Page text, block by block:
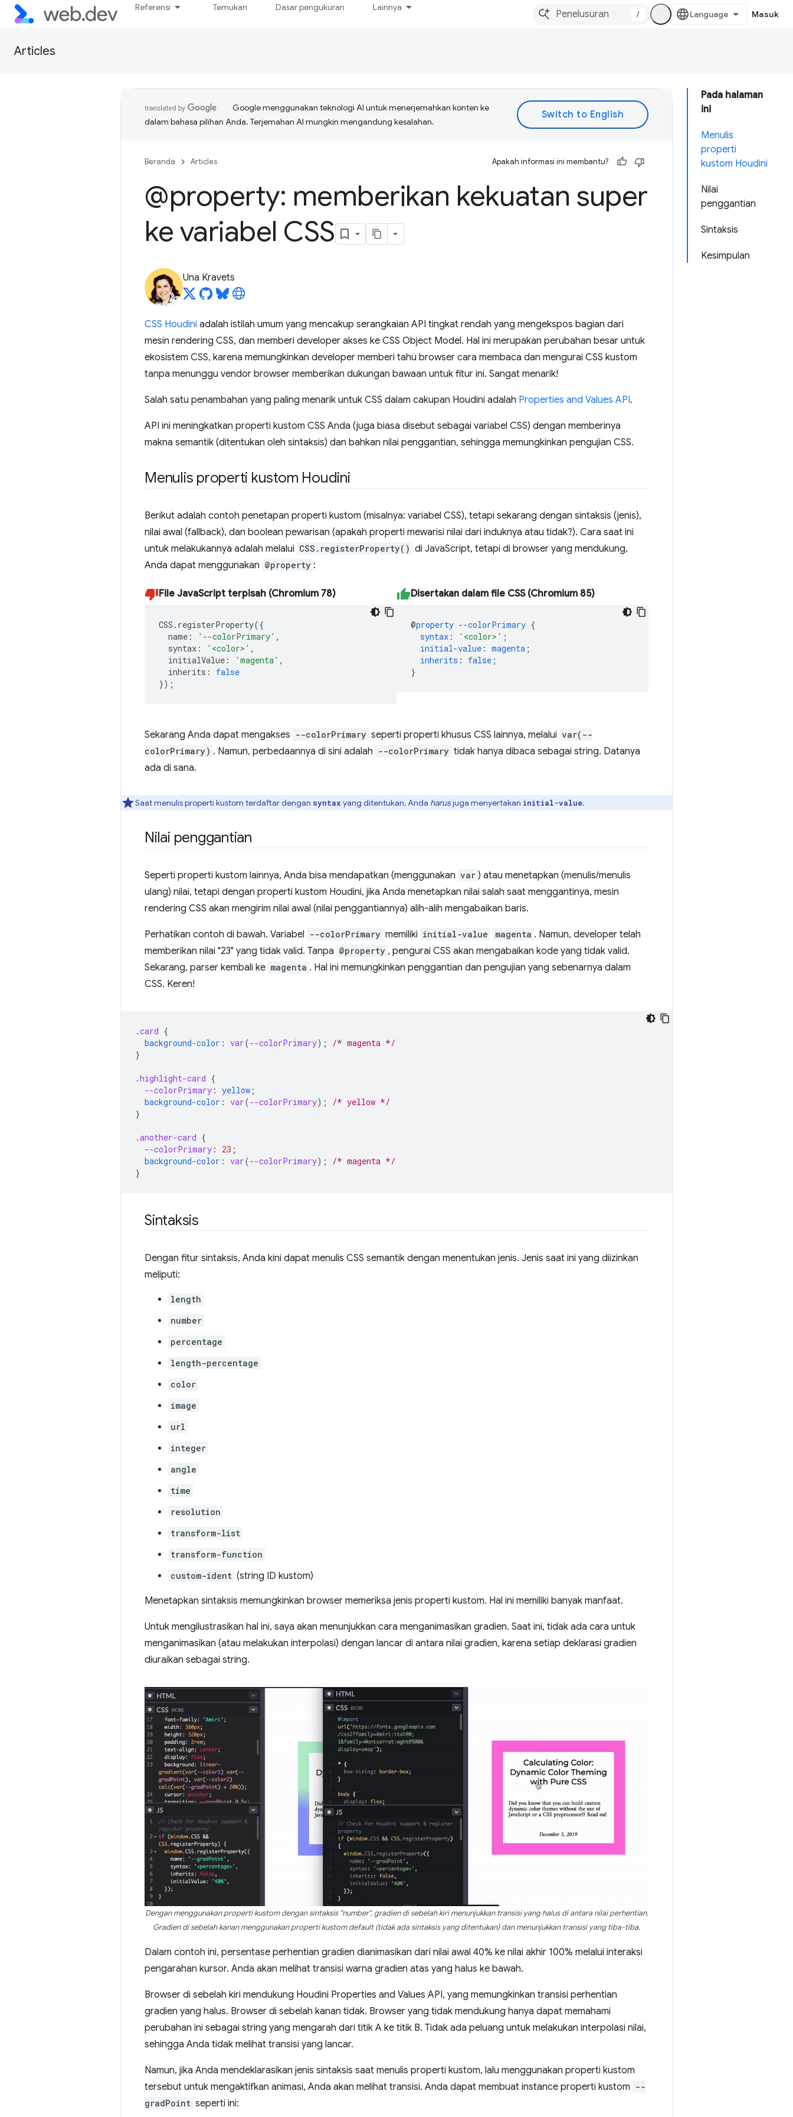
Referensi Temukan Dasar pengukuran Lainnya
/ Masuk
Articles
Pada halaman
ini
Menulis
properti
kustom Houdini
Nilai
penggantian
Sintaksis
Kesimpulan
Google menggunakan teknologi AI untuk menerjemahkan konten ke
dalam bahasa pilihan Anda. Terjemahan AI mungkin mengandung kesalahan.
Beranda Articles Apakah informasi ini membantu?
@property: memberikan kekuatan super
ke variabel CSS
Una Kravets
CSS Houdini adalah istilah umum yang mencakup serangkaian API tingkat rendah yang mengekspos bagian dari
mesin rendering CSS, dan memberi developer akses ke CSS Object Model. Hal ini merupakan perubahan besar untuk
ekosistem CSS, karena memungkinkan developer memberi tahu browser cara membaca dan mengurai CSS kustom
tanpa menunggu vendor browser memberikan dukungan bawaan untuk fitur ini. Sangat menarik!
Salah satu penambahan yang paling menarik untuk CSS dalam cakupan Houdini adalah Properties and Values API.
API ini meningkatkan properti kustom CSS Anda (juga biasa disebut sebagai variabel CSS) dengan memberinya
makna semantik (ditentukan oleh sintaksis) dan bahkan nilai penggantian, sehingga memungkinkan pengujian CSS.
Menulis properti kustom Houdini
Berikut adalah contoh penetapan properti kustom (misalnya: variabel CSS), tetapi sekarang dengan sintaksis (jenis),
nilai awal (fallback), dan boolean pewarisan (apakah properti mewarisi nilai dari induknya atau tidak?). Cara saat ini
untuk melakukannya adalah melalui CSS.registerProperty() di JavaScript, tetapi di browser yang mendukung,
Anda dapat menggunakan @property :
File JavaScript terpisah (Chromium 78)
CSS . registerProperty({
name : '--colorPrimary' ,
syntax : '<color>' ,
initialValue : 'magenta' ,
inherits :
false
});
Disertakan dalam file CSS (Chromium 85)
@property --colorPrimary {
syntax : '<color>' ;
initial-value : magenta ;
inherits : false ;
}
Sekarang Anda dapat mengakses --colorPrimary seperti properti khusus CSS lainnya, melalui var(--
colorPrimary) . Namun, perbedaannya di sini adalah --colorPrimary tidak hanya dibaca sebagai string. Datanya
ada di sana.
Saat menulis properti kustom terdaftar dengan syntax yang ditentukan, Anda harusjuga menyertakan initial-value.
Nilai penggantian
Seperti properti kustom lainnya, Anda bisa mendapatkan (menggunakan var ) atau menetapkan (menulis/menulis
ulang) nilai, tetapi dengan properti kustom Houdini, jika Anda menetapkan nilai salah saat menggantinya, mesin
rendering CSS akan mengirim nilai awal (nilai penggantiannya) alih-alih mengabaikan baris.
Perhatikan contoh di bawah. Variabel --colorPrimary memiliki initial-value magenta . Namun, developer telah
memberikan nilai "23" yang tidak valid. Tanpa @property , pengurai CSS akan mengabaikan kode yang tidak valid.
Sekarang, parser kembali ke magenta . Hal ini memungkinkan penggantian dan pengujian yang sebenarnya dalam
CSS. Keren!
.card {
background-color : var(--colorPrimary);
/* magenta */
}
.highlight-card {
--colorPrimary : yellow ;
background-color : var(--colorPrimary);
/* yellow */
}
.another-card {
--colorPrimary : 23 ;
background-color : var(--colorPrimary);
/* magenta */
}
Sintaksis
Dengan fitur sintaksis, Anda kini dapat menulis CSS semantik dengan menentukan jenis. Jenis saat ini yang diizinkan
meliputi:
length
number
percentage
length-percentage
color
image
url
integer
angle
time
resolution
transform-list
transform-function
custom-ident (string ID kustom)
Menetapkan sintaksis memungkinkan browser memeriksa jenis properti kustom. Hal ini memiliki banyak manfaat.
Untuk mengilustrasikan hal ini, saya akan menunjukkan cara menganimasikan gradien. Saat ini, tidak ada cara untuk
menganimasikan (atau melakukan interpolasi) dengan lancar di antara nilai gradien, karena setiap deklarasi gradien
diuraikan sebagai string.
Dengan menggunakan properti kustom dengan sintaksis "number", gradien di sebelah kiri menunjukkan transisi yang halus di antara nilai perhentian.
Gradien di sebelah kanan menggunakan properti kustom default (tidak ada sintaksis yang ditentukan) dan menunjukkan transisi yang tiba-tiba.
Dalam contoh ini, persentase perhentian gradien dianimasikan dari nilai awal 40% ke nilai akhir 100% melalui interaksi
pengarahan kursor. Anda akan melihat transisi warna gradien atas yang halus ke bawah.
Browser di sebelah kiri mendukung Houdini Properties and Values API, yang memungkinkan transisi perhentian
gradien yang halus. Browser di sebelah kanan tidak. Browser yang tidak mendukung hanya dapat memahami
perubahan ini sebagai string yang mengarah dari titik A ke titik B. Tidak ada peluang untuk melakukan interpolasi nilai,
sehingga Anda tidak melihat transisi yang lancar.
Namun, jika Anda mendeklarasikan jenis sintaksis saat menulis properti kustom, lalu menggunakan properti kustom
tersebut untuk mengaktifkan animasi, Anda akan melihat transisi. Anda dapat membuat instance properti kustom --
gradPoint seperti ini: